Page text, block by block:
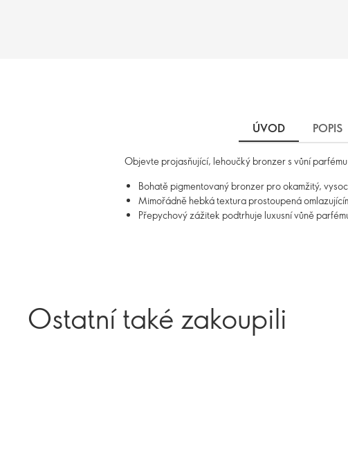
ÚVOD POPIS
Objevte projasňující, lehoučký bronzer s vůní
Bohatě pigmentovaný bronzer pro okamžitý,
Mimořádně hebká textura prostoupená
Přepychový zážitek podtrhuje luxusní vůně
Ostatní také zakoupili